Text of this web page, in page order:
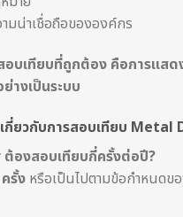
น่าเชื่อถือขององค์กร
บเทียบที่ถูกต้อง คือการแสด
างเป็นระบบ
กี่ยวกับการสอบเทียบ
องสอบเทียบกี่ครั้งต่อปี?
รั้ง หรือเป็นไปตามข้อกำหนดข